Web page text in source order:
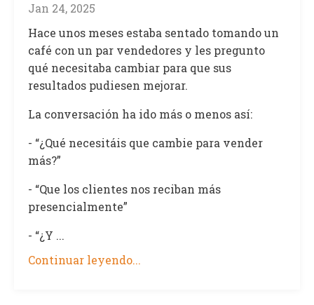
Jan 24, 2025
Hace unos meses estaba sentado tomando un
café con un par vendedores y les pregunto
qué necesitaba cambiar para que sus
resultados pudiesen mejorar.
La conversación ha ido más o menos así:
- “¿Qué necesitáis que cambie para vender
más?”
- “Que los clientes nos reciban más
presencialmente”
- “¿Y ...
Continuar leyendo...